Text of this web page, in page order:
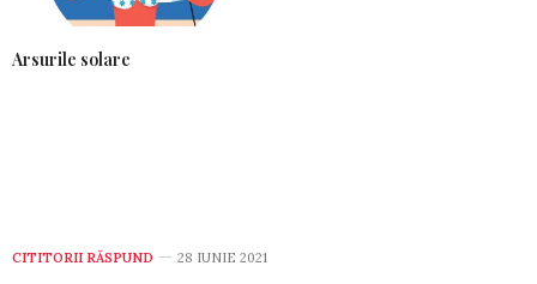
Arsurile solare
CITITORII RĂSPUND 28 IUNIE 2021